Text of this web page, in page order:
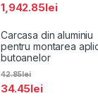
1,942.85lei
Carcasa din aluminiu
pentru montarea
butoanelor
34.45lei
42.85lei